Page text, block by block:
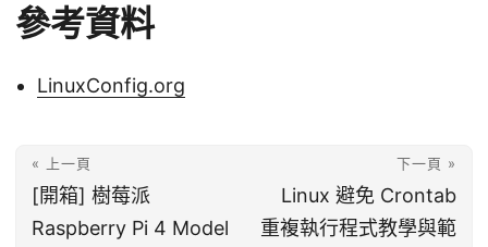
參考資料
LinuxConfig.org
« 上一頁
[開箱] 樹莓派
Raspberry Pi 4 Model
下一頁 »
Linux 避免 Crontab
重複執行程式教學與範